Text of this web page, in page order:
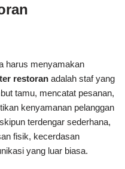
harus menyamakan
restoran adalah staf yang
tamu, mencatat pesanan,
kenyamanan pelanggan
terdengar sederhana,
fisik, kecerdasan
yang luar biasa.